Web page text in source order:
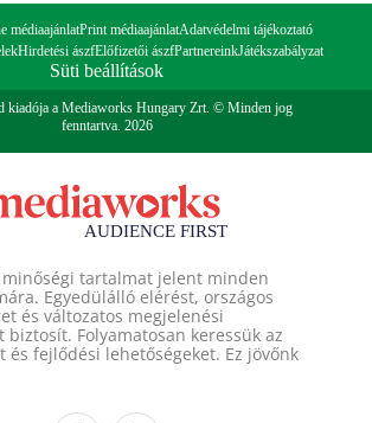
médiaajánlatPrint médiaajánlatAdatvédelmi tájékoztató
Hirdetési ászfElőfizetői ászfPartnereinkJátékszabályzat
Süti beállítások
kiadója a Mediaworks Hungary Zrt. © Minden jog
fenntartva. 2026
tartalmat jelent minden
Egyedülálló elérést, országos
és változatos megjelenési
biztosít. Folyamatosan keressük az
és fejlődési lehetőségeket. Ez jövőnk